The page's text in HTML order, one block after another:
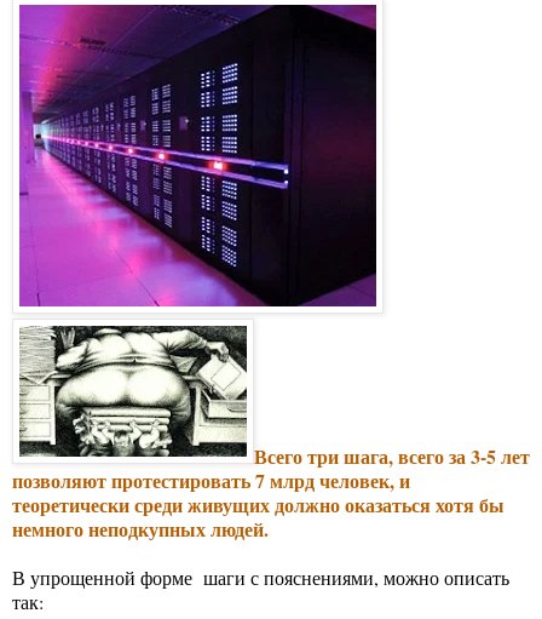
Всего три шага, всего за 3-5 лет
позволяют протестировать 7 млрд человек, и
теоретически среди живущих должно оказаться хотя бы
немного неподкупных людей.
В упрощенной форме шаги с пояснениями, можно описать
так: